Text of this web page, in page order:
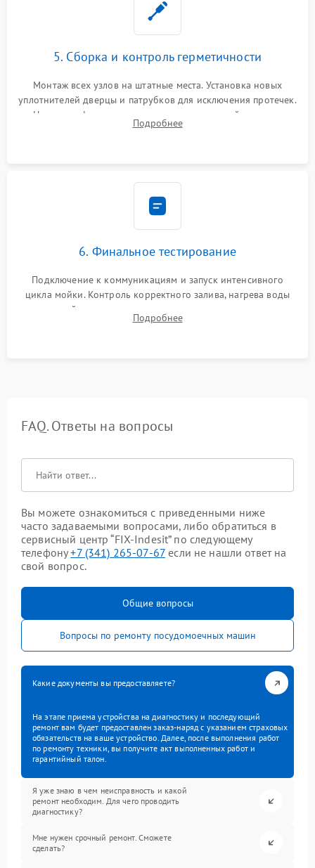
5. Сборка и контроль герметичности
Монтаж всех узлов на штатные места. Установка новых
уплотнителей дверцы и патрубков для исключения протечек.
Надежная фиксация хомутов гидравлической системы,
сборка корпуса и установка датчика поплавка.
Подробнее
6. Финальное тестирование
Подключение к коммуникациям и запуск интенсивного
цикла мойки. Контроль корректного залива, нагрева воды
до нужной температуры, отсутствия посторонних шумов,
штатного слива и абсолютной сухости в поддоне.
Подробнее
FAQ. Ответы на вопросы
Вы можете ознакомиться с приведенными ниже
часто задаваемыми вопросами, либо обратиться в
сервисный центр “FIX-Indesit” по следующему
телефону+7 (341) 265-07-67 если не нашли ответ на
свой вопрос.
Общие вопросы
Вопросы по ремонту посудомоечных машин
Какие документы вы предоставляете?
На этапе приема устройства на диагностику и последующий
ремонт вам будет предоставлен заказ-наряд с указанием страховых
обязательств на ваше устройство. Далее, после выполнения работ
по ремонту техники, вы получите акт выполненных работ и
гарантийный талон.
Я уже знаю в чем неисправность и какой
ремонт необходим. Для чего проводить
диагностику?
Мне нужен срочный ремонт. Сможете
сделать?